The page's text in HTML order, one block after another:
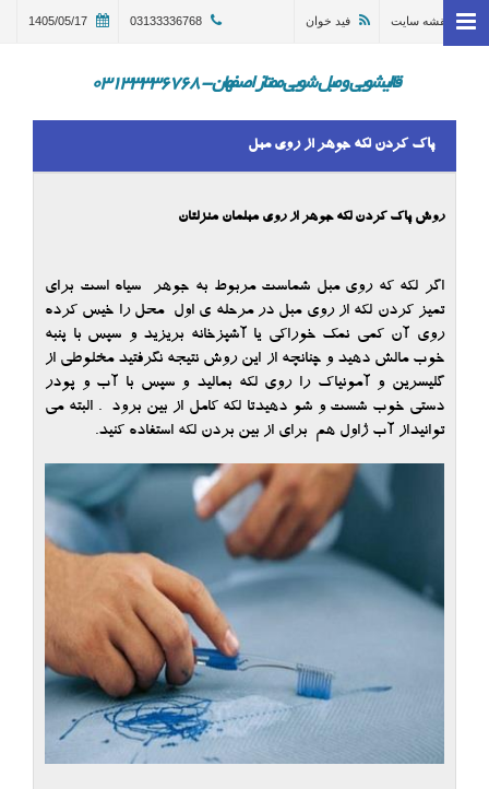
خانه
ترمیم و تعمیر قالی اصفهان
درباره ما
تماس با ما
در خواست سرویس
03133336768
1405/05/17 نقشه سایت فید خوان
قالیشویی و مبل شویی ممتاز اصفهان - 03133336768
پاک کردن لکه جوهر از روی مبل
روش پاک کردن لکه جوهر از روی مبلمان منزلتان
اگر لکه که روی مبل شماست مربوط به جوهر سیاه است برای
تمیز کردن لکه از روی مبل در مرحله ی اول محل را خیس کرده
روی آن کمی نمک خوراکی یا آشپزخانه بریزید و سپس با پنبه
خوب مالش دهید و چنانچه از این روش نتیجه نگرفتید مخلوطی از
گلیسرین و آمونیاک را روی لکه بمالید و سپس با آب و پودر
دستی خوب شست و شو دهیدتا لکه کامل از بین برود . البته می
توانیداز آب ژاول هم برای از بین بردن لکه استفاده کنید.